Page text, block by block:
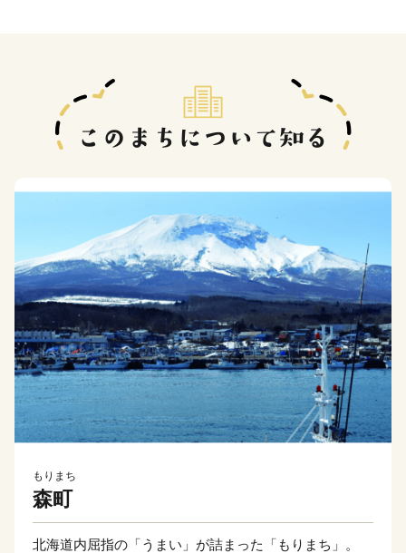
もりまち
森町
北海道内屈指の「うまい」が詰まった「もりまち」。